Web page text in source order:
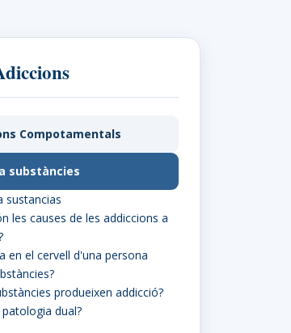
Compotamentals
substàncies
sustancias
les causes de les addiccions a
en el cervell d'una persona
produeixen addicció?
dual?